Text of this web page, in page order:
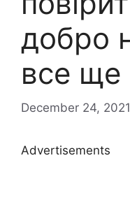
добро
все ще
December 24, 2021
Advertisements